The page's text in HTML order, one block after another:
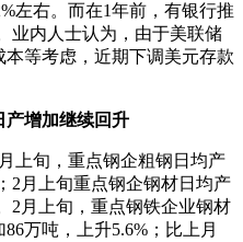
左右。而在1年前，有银行推
业内人士认为，由于美联储
等考虑，近期下调美元存款
产增加继续回升
上旬，重点钢企粗钢日均产
2月上旬重点钢企钢材日均产
2月上旬，重点钢铁企业钢材
万吨，上升5.6%；比上月